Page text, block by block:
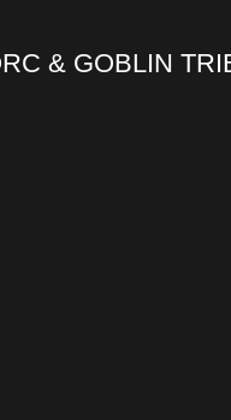
& GOBLIN